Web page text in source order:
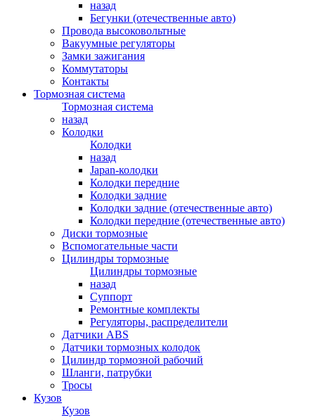
назад
Бегунки (отечественные авто)
Провода высоковольтные
Вакуумные регуляторы
Замки зажигания
Коммутаторы
Контакты
Тормозная система
Тормозная система
назад
Колодки
Колодки
назад
Japan-колодки
Колодки передние
Колодки задние
Колодки задние (отечественные авто)
Колодки передние (отечественные авто)
Диски тормозные
Вспомогательные части
Цилиндры тормозные
Цилиндры тормозные
назад
Суппорт
Ремонтные комплекты
Регуляторы, распределители
Датчики ABS
Датчики тормозных колодок
Цилиндр тормозной рабочий
Шланги, патрубки
Тросы
Кузов
Кузов